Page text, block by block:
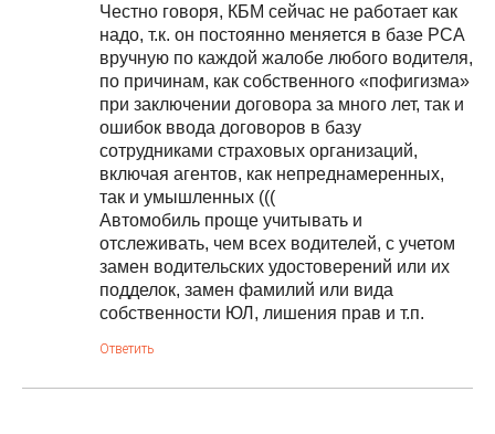
Честно говоря, КБМ сейчас не работает как
надо, т.к. он постоянно меняется в базе РСА
вручную по каждой жалобе любого водителя,
по причинам, как собственного «пофигизма»
при заключении договора за много лет, так и
ошибок ввода договоров в базу
сотрудниками страховых организаций,
включая агентов, как непреднамеренных,
так и умышленных (((
Автомобиль проще учитывать и
отслеживать, чем всех водителей, с учетом
замен водительских удостоверений или их
подделок, замен фамилий или вида
собственности ЮЛ, лишения прав и т.п.
Ответить